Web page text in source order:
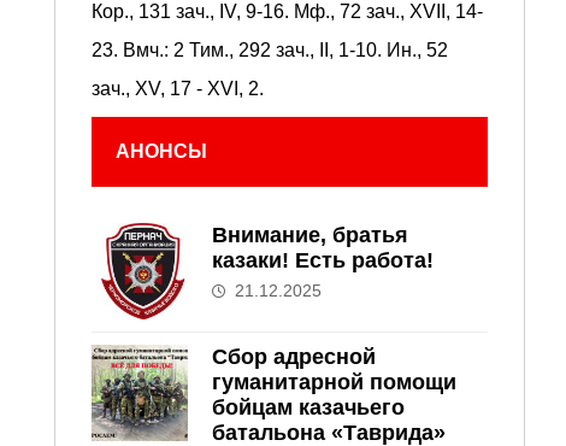
Кор., 131 зач., IV, 9-16. Мф., 72 зач., XVII, 14-
23. Вмч.: 2 Тим., 292 зач., II, 1-10. Ин., 52
зач., XV, 17 - XVI, 2.
АНОНСЫ
Внимание, братья
казаки! Есть работа!
21.12.2025
Сбор адресной
гуманитарной помощи
бойцам казачьего
батальона «Таврида»